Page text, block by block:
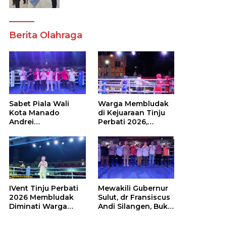
Berita Olahraga
Sabet Piala Wali
Kota Manado
Andrei
Boxing Camp Juara
Umum Tinju Perbati
2026
Warga Membludak
di Kejuaraan Tinju
Perbati 2026,
Piala Wali Kota
IVent Tinju Perbati
2026 Membludak
Diminati Warga
Mewakili Gubernur
Sulut, dr Fransiscus
Andi Silangen, Buka